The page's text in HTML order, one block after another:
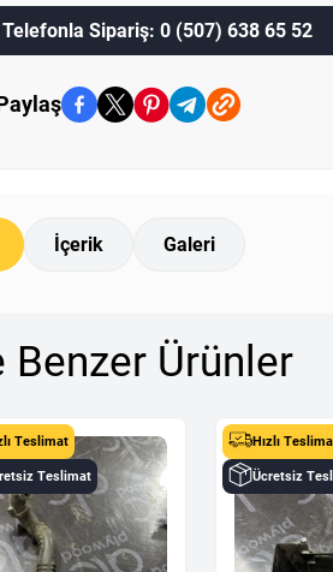
Telefonla Sipariş: 0 (507) 638 65 52
İçerik Galeri
Benzer Ürünler
Teslimat
Teslimat
Hızlı
Ücretsiz